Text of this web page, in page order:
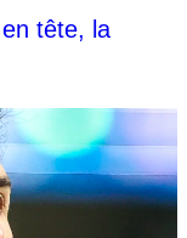
tête, la